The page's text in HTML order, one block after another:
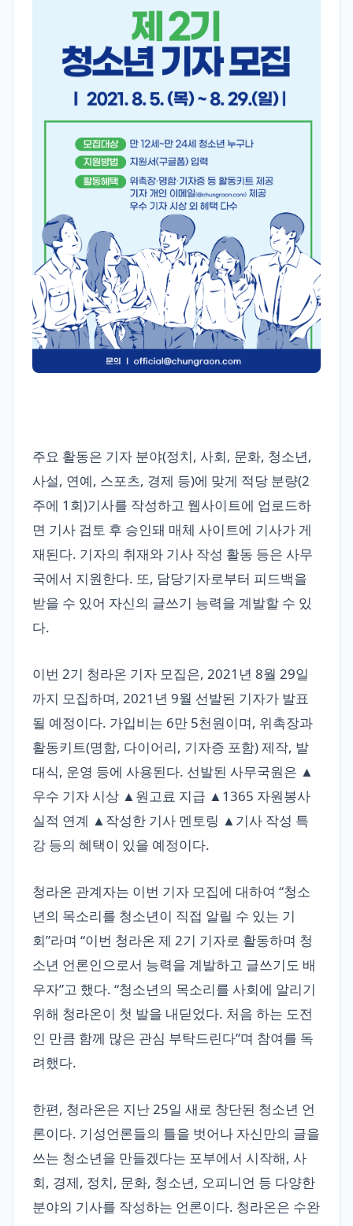
주요 활동은 기자 분야(정치, 사회, 문화, 청소년,
사설, 연예, 스포츠, 경제 등)에 맞게 적당 분량(2
주에 1회)기사를 작성하고 웹사이트에 업로드하
면 기사 검토 후 승인돼 매체 사이트에 기사가 게
재된다. 기자의 취재와 기사 작성 활동 등은 사무
국에서 지원한다. 또, 담당기자로부터 피드백을
받을 수 있어 자신의 글쓰기 능력을 계발할 수 있
다.
이번 2기 청라온 기자 모집은, 2021년 8월 29일
까지 모집하며, 2021년 9월 선발된 기자가 발표
될 예정이다. 가입비는 6만 5천원이며, 위촉장과
활동키트(명함, 다이어리, 기자증 포함) 제작, 발
대식, 운영 등에 사용된다. 선발된 사무국원은 ▲
우수 기자 시상 ▲원고료 지급 ▲1365 자원봉사
실적 연계 ▲작성한 기사 멘토링 ▲기사 작성 특
강 등의 혜택이 있을 예정이다.
청라온 관계자는 이번 기자 모집에 대하여 “청소
년의 목소리를 청소년이 직접 알릴 수 있는 기
회”라며 “이번 청라온 제 2기 기자로 활동하며 청
소년 언론인으로서 능력을 계발하고 글쓰기도 배
우자”고 했다. “청소년의 목소리를 사회에 알리기
위해 청라온이 첫 발을 내딛었다. 처음 하는 도전
인 만큼 함께 많은 관심 부탁드린다”며 참여를 독
려했다.
한편, 청라온은 지난 25일 새로 창단된 청소년 언
론이다. 기성언론들의 틀을 벗어나 자신만의 글을
쓰는 청소년을 만들겠다는 포부에서 시작해, 사
회, 경제, 정치, 문화, 청소년, 오피니언 등 다양한
분야의 기사를 작성하는 언론이다. 청라온은 수완